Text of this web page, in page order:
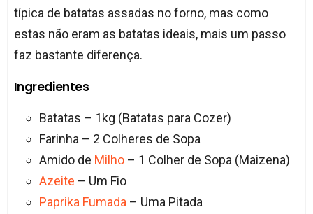
típica de batatas assadas no forno, mas como
estas não eram as batatas ideais, mais um passo
faz bastante diferença.
Ingredientes
Batatas – 1kg (Batatas para Cozer)
Farinha – 2 Colheres de Sopa
Amido de Milho– 1 Colher de Sopa (Maizena)
Azeite – Um Fio
Paprika Fumada – Uma Pitada